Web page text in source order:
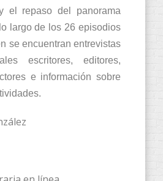
el repaso del panorama
largo de los 26 episodios
se encuentran entrevistas
escritores, editores,
e información sobre